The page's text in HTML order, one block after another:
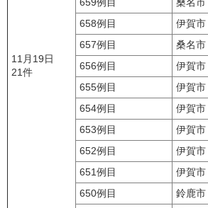
11月19日
21件
658例目
伊賀市
657例目
桑名市
656例目
伊賀市
655例目
伊賀市
654例目
伊賀市
653例目
伊賀市
652例目
伊賀市
651例目
伊賀市
650例目
鈴鹿市